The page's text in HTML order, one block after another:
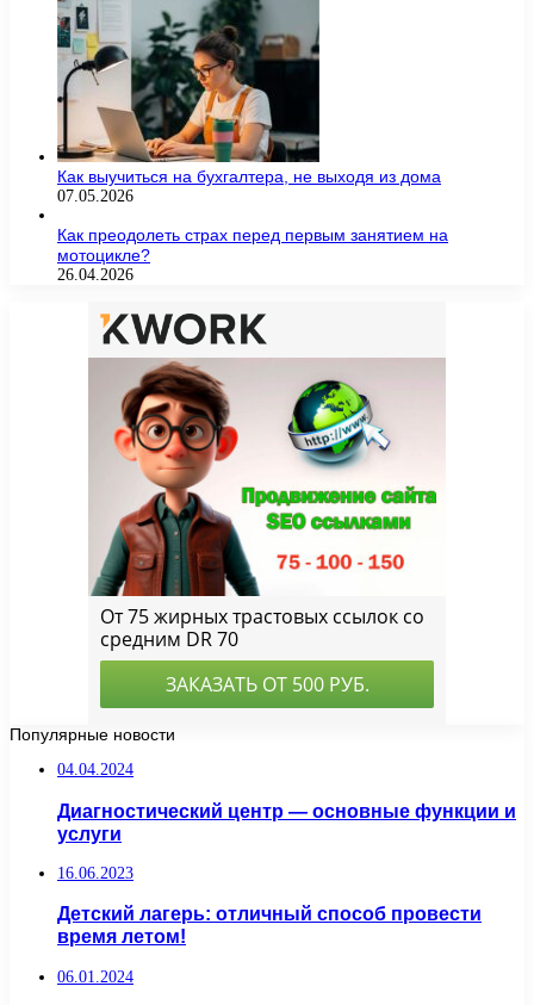
Как выучиться на бухгалтера, не выходя из дома
07.05.2026
Как преодолеть страх перед первым занятием на
мотоцикле?
26.04.2026
Популярные новости
04.04.2024
Диагностический центр — основные функции и
услуги
16.06.2023
Детский лагерь: отличный способ провести
время летом!
06.01.2024